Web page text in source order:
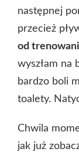
następnej
przecież
od
wyszłam na
bardzo boli
toalety.
Chwila
jak już